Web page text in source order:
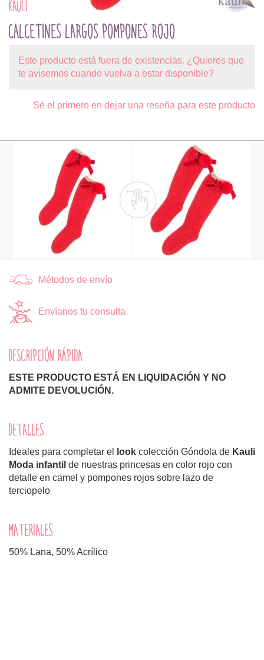
KAULI
CALCETINES LARGOS POMPONES ROJO
Este producto está fuera de existencias. ¿Quieres que
te avisemos cuando vuelva a estar disponible?
Sé el primero en dejar una reseña para este producto
Métodos de envío
Envíanos tu consulta
DESCRIPCIÓN RÁPIDA
ESTE PRODUCTO ESTÁ EN LIQUIDACIÓN Y NO
ADMITE DEVOLUCIÓN.
DETALLES
Ideales para completar el look colección Góndola de Kauli
Moda infantil de nuestras princesas en color rojo con
detalle en camel y pompones rojos sobre lazo de
terciopelo
MATERIALES
50% Lana, 50% Acrílico